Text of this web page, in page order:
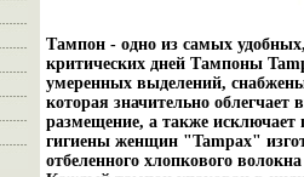
Тампон - одно из самых
критических дней Тампоны
умеренных выделений,
которая значительно
размещение, а также
гигиены женщин "Tampax"
отбеленного хлопкового